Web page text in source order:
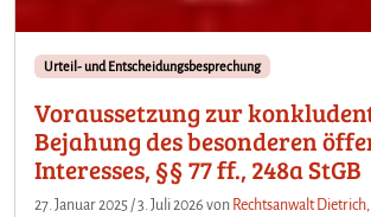
Urteil- und Entscheidungsbesprechung
Voraussetzung zur
Bejahung des besonderen
Interesses, §§ 77 ff., 248a StGB
27. Januar 2025 /3. Juli 2026 von Rechtsanwalt